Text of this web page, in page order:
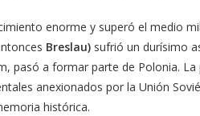
enorme y superó el medio
Breslau) sufrió un durísimo
pasó a formar parte de Polonia.
anexionados por la Unión
histórica.